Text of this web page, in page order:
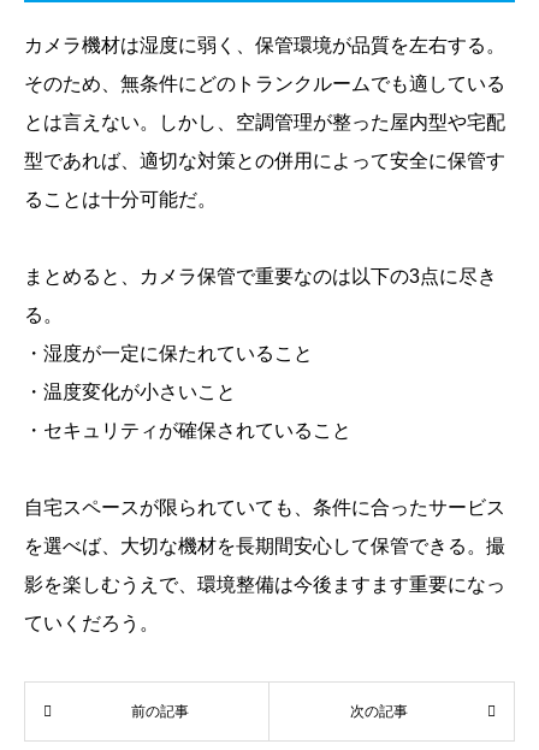
カメラ機材は湿度に弱く、保管環境が品質を左右する。
そのため、無条件にどのトランクルームでも適している
とは言えない。しかし、空調管理が整った屋内型や宅配
型であれば、適切な対策との併用によって安全に保管す
ることは十分可能だ。
まとめると、カメラ保管で重要なのは以下の3点に尽き
る。
・湿度が一定に保たれていること
・温度変化が小さいこと
・セキュリティが確保されていること
自宅スペースが限られていても、条件に合ったサービス
を選べば、大切な機材を長期間安心して保管できる。撮
影を楽しむうえで、環境整備は今後ますます重要になっ
ていくだろう。
前の記事 次の記事